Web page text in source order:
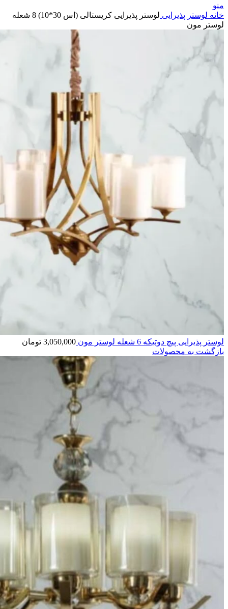
منو
خانه لوستر پذیرایی
لوستر پذیرایی کریستالی (اس 30*10) 8 شعله
لوستر مون
لوستر پذیرایی پیچ دوتیکه 6 شعله لوستر مون 3,050,000 تومان
بازگشت به محصولات